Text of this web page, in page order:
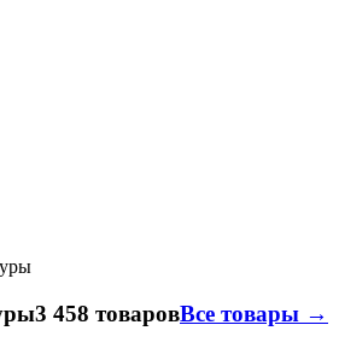
3 458 товаровВсе товары →